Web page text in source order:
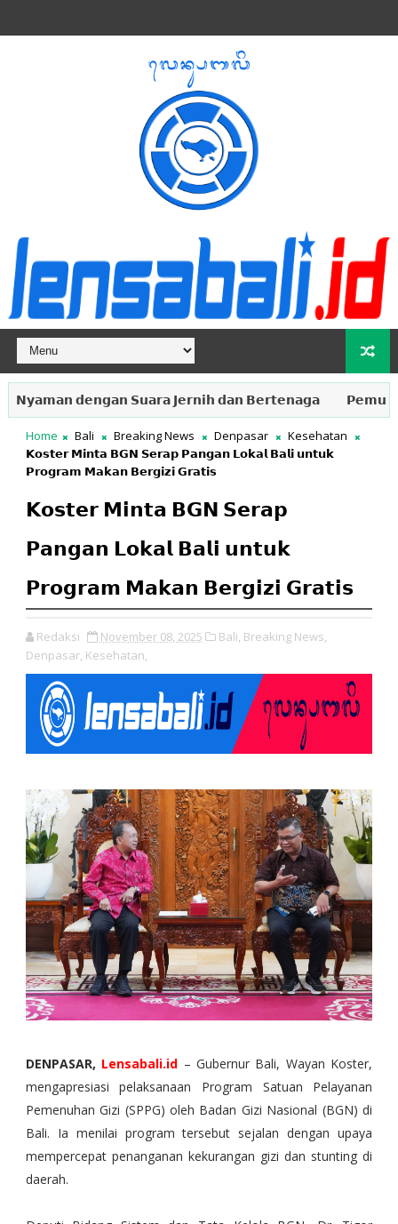
𝗱𝗲𝗻𝗴𝗮𝗻 𝗦𝘂𝗮𝗿𝗮 𝗝𝗲𝗿𝗻𝗶𝗵 𝗱𝗮𝗻 𝗕𝗲𝗿𝘁𝗲𝗻𝗮𝗴𝗮 𝗣𝗲𝗺𝘂𝗱𝗮 𝗗𝗲𝘀𝗮
Home Bali Breaking News Denpasar
Kesehatan
𝗞𝗼𝘀𝘁𝗲𝗿 𝗠𝗶𝗻𝘁𝗮 𝗕𝗚𝗡 𝗦𝗲𝗿𝗮𝗽 𝗣𝗮𝗻𝗴𝗮𝗻 𝗟𝗼𝗸𝗮𝗹 𝗕𝗮𝗹𝗶 𝘂𝗻𝘁𝘂𝗸
𝗣𝗿𝗼𝗴𝗿𝗮𝗺 𝗠𝗮𝗸𝗮𝗻 𝗕𝗲𝗿𝗴𝗶𝘇𝗶 𝗚𝗿𝗮𝘁𝗶𝘀
𝗞𝗼𝘀𝘁𝗲𝗿 𝗠𝗶𝗻𝘁𝗮 𝗕𝗚𝗡 𝗦𝗲𝗿𝗮𝗽
𝗣𝗮𝗻𝗴𝗮𝗻 𝗟𝗼𝗸𝗮𝗹 𝗕𝗮𝗹𝗶 𝘂𝗻𝘁𝘂𝗸
𝗣𝗿𝗼𝗴𝗿𝗮𝗺 𝗠𝗮𝗸𝗮𝗻 𝗕𝗲𝗿𝗴𝗶𝘇𝗶 𝗚𝗿𝗮𝘁𝗶𝘀
Redaksi November 08, 2025 Bali, Breaking News,
Denpasar, Kesehatan,
DENPASAR, Lensabali.id – Gubernur Bali, Wayan Koster,
mengapresiasi pelaksanaan Program Satuan Pelayanan
Pemenuhan Gizi (SPPG) oleh Badan Gizi Nasional (BGN) di
Bali. Ia menilai program tersebut sejalan dengan upaya
mempercepat penanganan kekurangan gizi dan stunting di
daerah.